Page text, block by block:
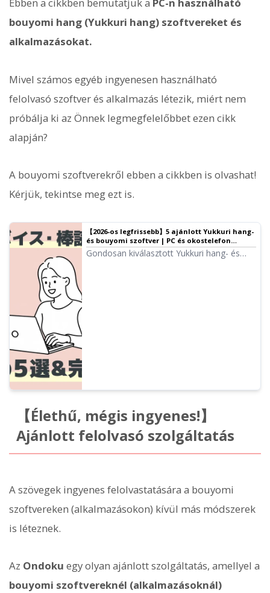
Ebben a cikkben bemutatjuk a PC-n használható
bouyomi hang (Yukkuri hang) szoftvereket és
alkalmazásokat.
Mivel számos egyéb ingyenesen használható
felolvasó szoftver és alkalmazás létezik, miért nem
próbálja ki az Önnek legmegfelelőbbet ezen cikk
alapján?
A bouyomi szoftverekről ebben a cikkben is olvashat!
Kérjük, tekintse meg ezt is.
【2026-os legfrissebb】5 ajánlott Yukkuri hang-
és bouyomi szoftver | PC és okostelefon
alkalmazások teljes összehasonlítása
Gondosan kiválasztott Yukkuri hang- és
【Élethű, mégis ingyenes!】
Ajánlott felolvasó szolgáltatás
A szövegek ingyenes felolvastatására a bouyomi
szoftvereken (alkalmazásokon) kívül más módszerek
is léteznek.
Az Ondoku egy olyan ajánlott szolgáltatás, amellyel a
bouyomi szoftvereknél (alkalmazásoknál)